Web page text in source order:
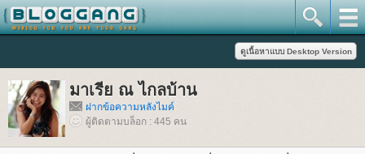
มาเรีย ณ ไกลบ้าน
ฝากข้อความหลังไมค์
ผู้ติดตามบล็อก : 445 คน